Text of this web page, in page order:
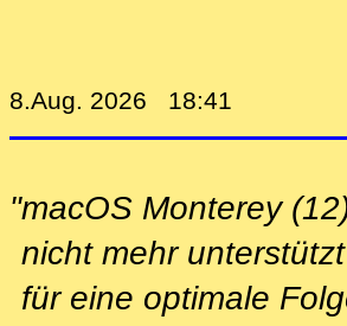
8.Aug. 2026 18:41
"macOS Monterey
nicht mehr
für eine optimale